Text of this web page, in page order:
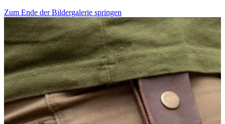
Zum Ende der Bildergalerie springen